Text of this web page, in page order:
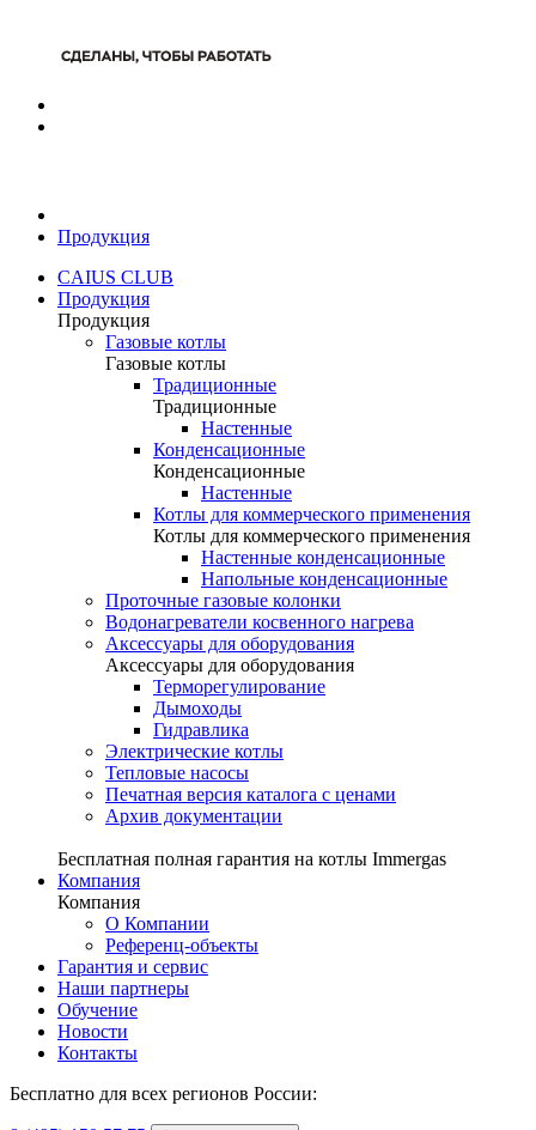
Продукция
CAIUS CLUB
Продукция
Продукция
Газовые котлы
Газовые котлы
Традиционные
Традиционные
Настенные
Конденсационные
Конденсационные
Настенные
Котлы для коммерческого применения
Котлы для коммерческого применения
Настенные конденсационные
Напольные конденсационные
Проточные газовые колонки
Водонагреватели косвенного нагрева
Аксессуары для оборудования
Аксессуары для оборудования
Терморегулирование
Дымоходы
Гидравлика
Электрические котлы
Тепловые насосы
Печатная версия каталога с ценами
Архив документации
Бесплатная полная гарантия на котлы Immergas
Компания
Компания
О Компании
Референц-объекты
Гарантия и сервис
Наши партнеры
Обучение
Новости
Контакты
Бесплатно для всех регионов России: